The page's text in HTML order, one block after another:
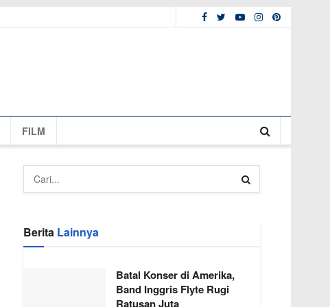
FILM
Berita Lainnya
Batal Konser di Amerika,
Band Inggris Flyte Rugi
Ratusan Juta